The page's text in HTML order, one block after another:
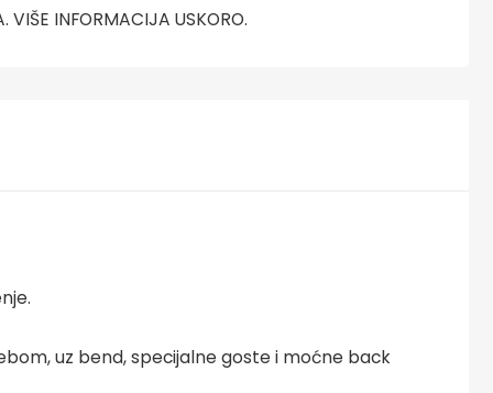
INFORMACIJA USKORO.
uz bend, specijalne goste i moćne back